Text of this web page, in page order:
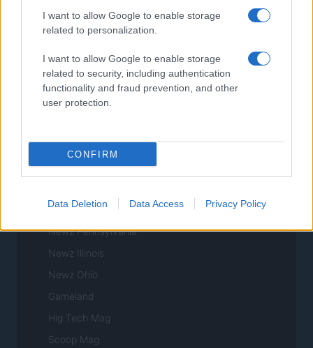
I want to allow Google to enable storage
related to personalization.
I want to allow Google to enable storage
related to security, including authentication
functionality and fraud prevention, and other
user protection.
CONFIRM
Data Deletion Data Access Privacy Policy
NORTE AMERICA
Womanmagazine
Investing Plus
Newz
Newz California
Newz Texas
Newz New York
Newz Pennsylvania
Newz Illinois
Newz Ohio
Gameland
Hig Tech Mag
Scoop Mag